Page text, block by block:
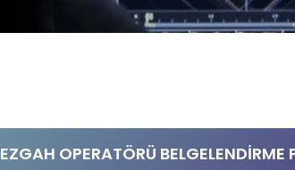
OPERATÖRÜ